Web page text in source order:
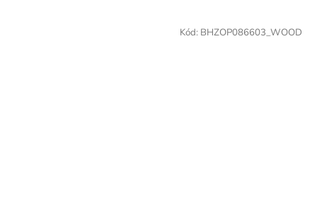
Kód: BHZOP086603_WOOD